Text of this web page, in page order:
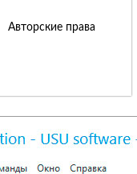
Авторские права